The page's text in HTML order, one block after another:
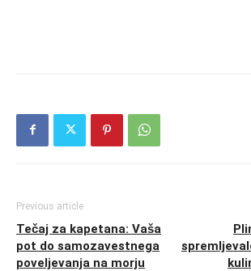
Previous article
Tečaj za kapetana: Vaša
pot do samozavestnega
poveljevanja na morju